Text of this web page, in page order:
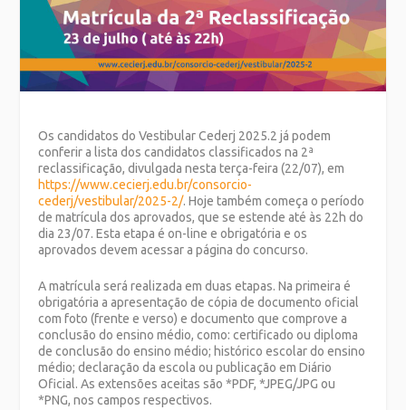
Os candidatos do Vestibular Cederj 2025.2 já podem
conferir a lista dos candidatos classificados na 2ª
reclassificação, divulgada nesta terça-feira (22/07), em
https://www.cecierj.edu.br/consorcio-
cederj/vestibular/2025-2/. Hoje também começa o período
de matrícula dos aprovados, que se estende até às 22h do
dia 23/07. Esta etapa é on-line e obrigatória e os
aprovados devem acessar a página do concurso.
A matrícula será realizada em duas etapas. Na primeira é
obrigatória a apresentação de cópia de documento oficial
com foto (frente e verso) e documento que comprove a
conclusão do ensino médio, como: certificado ou diploma
de conclusão do ensino médio; histórico escolar do ensino
médio; declaração da escola ou publicação em Diário
Oficial. As extensões aceitas são *PDF, *JPEG/JPG ou
*PNG, nos campos respectivos.